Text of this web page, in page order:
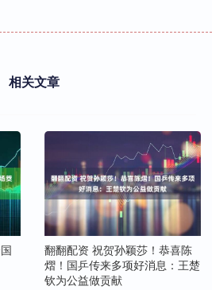
相关文章
翻翻配资 祝贺孙颖莎！恭喜陈
熠！国乒传来多项好消息：王楚
钦为公益做贡献